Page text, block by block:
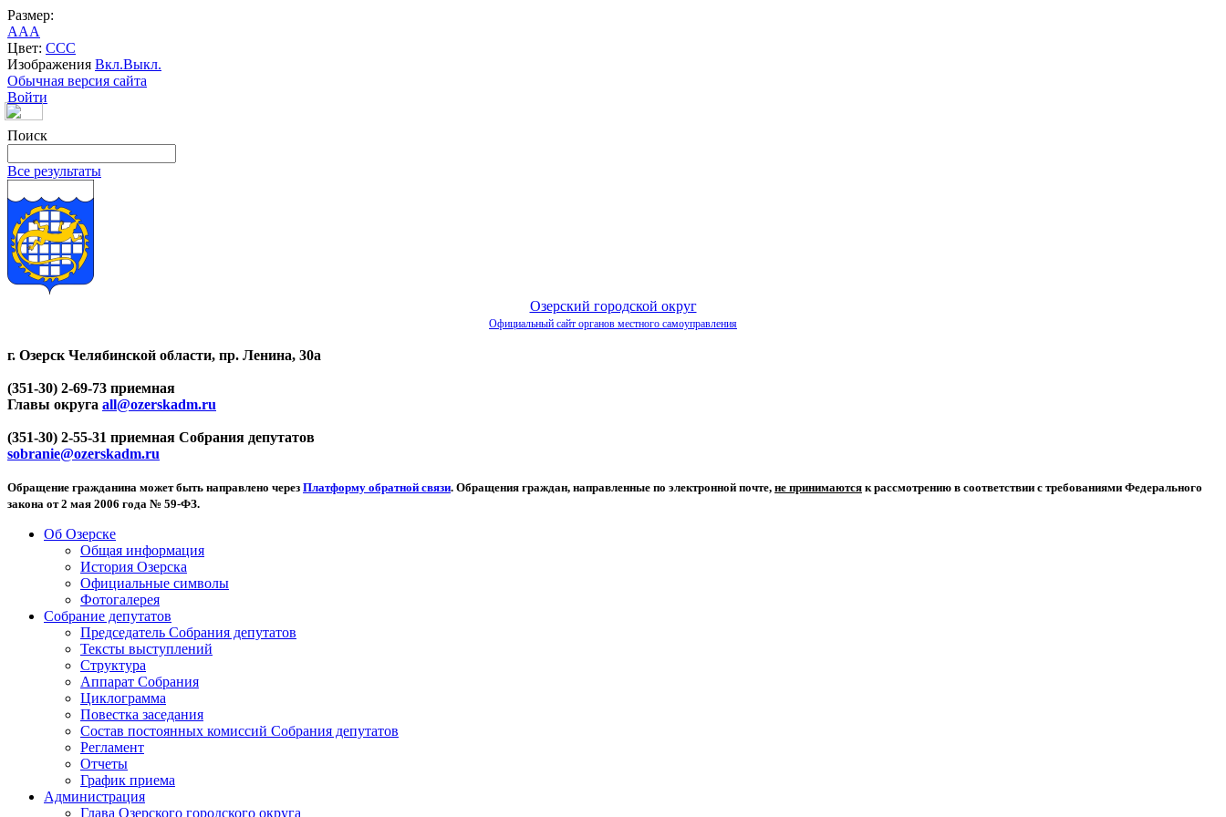
Размер:
AAA
Цвет: CCC
Изображения Вкл.Выкл.
Обычная версия сайта
Войти
Поиск
Все результаты
Озерский городской округ
Официальный сайт органов местного самоуправления
г. Озерск Челябинской области, пр. Ленина, 30а
(351-30) 2-69-73 приемная
Главы округа all@ozerskadm.ru
(351-30) 2-55-31 приемная Собрания депутатов
sobranie@ozerskadm.ru
Обращение гражданина может быть направлено через Платформу обратной связи. Обращения граждан, направленные по электронной почте, не принимаются к рассмотрению в соответствии с требованиями Федерального
закона от 2 мая 2006 года № 59-ФЗ.
Об Озерске
Общая информация
История Озерска
Официальные символы
Фотогалерея
Собрание депутатов
Председатель Собрания депутатов
Тексты выступлений
Структура
Аппарат Собрания
Циклограмма
Повестка заседания
Состав постоянных комиссий Собрания депутатов
Регламент
Отчеты
График приема
Администрация
Глава Озерского городского округа